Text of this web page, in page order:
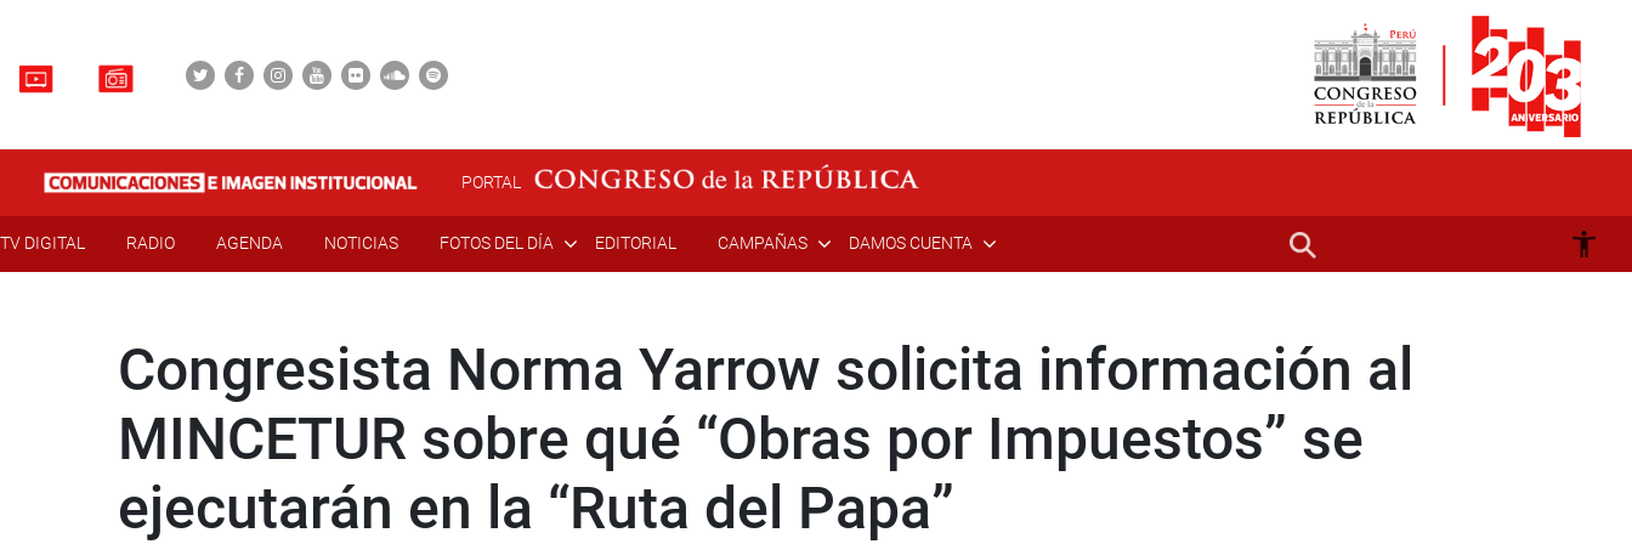
PORTAL
TV DIGITAL RADIO AGENDA NOTICIAS FOTOS DEL DÍA EDITORIAL CAMPAÑAS DAMOS CUENTA
Congresista Norma Yarrow solicita información al
MINCETUR sobre qué “Obras por Impuestos” se
ejecutarán en la “Ruta del Papa”